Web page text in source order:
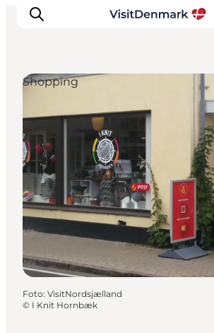
Inspiratie
Bestemmingen
Wat te doen
Accommodaties
Plan je reis
Shopping
Foto: VisitNordsjælland
© I Knit Hornbæk